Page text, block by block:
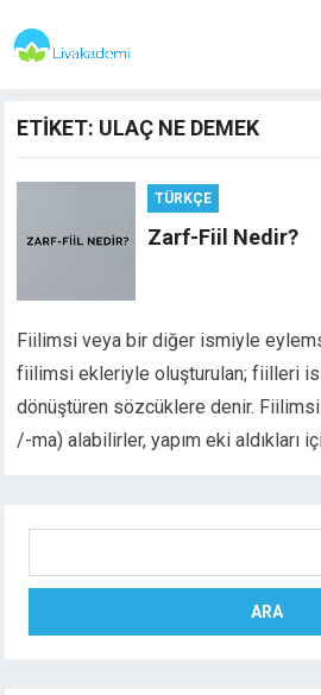
ETIKET: ULAÇ NE DEMEK
TÜRKÇE
Zarf-Fiil Nedir?
Fiilimsi veya bir diğer ismiyle
fiilimsi ekleriyle oluşturulan; fiilleri
dönüştüren sözcüklere denir.
/-ma) alabilirler, yapım eki aldıkları
ARA